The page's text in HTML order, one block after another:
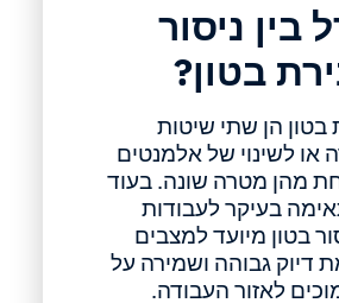
ניסור
בטון?
בטון הן שתי שיטות
לשינוי של אלמנטים
מהן מטרה שונה. בעוד
בעיקר לעבודות
בטון מיועד למצבים
גבוהה ושמירה על
לאזור העבודה.